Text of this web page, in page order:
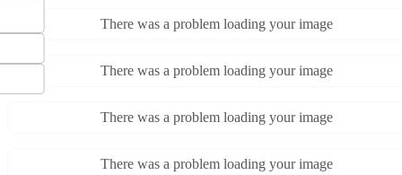
There was a problem loading your image
There was a problem loading your image
There was a problem loading your image
There was a problem loading your image